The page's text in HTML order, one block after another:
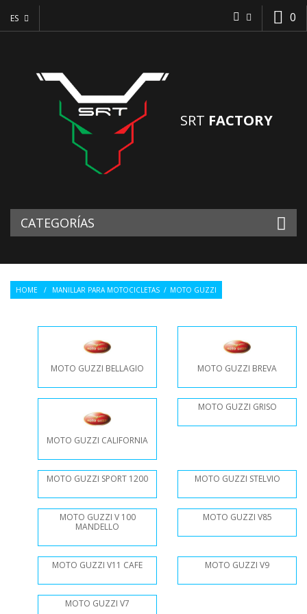
0
ES
SRT FACTORY
CATEGORÍAS
HOME / MANILLAR PARA MOTOCICLETAS / MOTO GUZZI
MOTO GUZZI BELLAGIO MOTO GUZZI BREVA
MOTO GUZZI CALIFORNIA
MOTO GUZZI GRISO
MOTO GUZZI SPORT 1200 MOTO GUZZI STELVIO
MOTO GUZZI V 100
MANDELLO
MOTO GUZZI V85
MOTO GUZZI V11 CAFE MOTO GUZZI V9
MOTO GUZZI V7